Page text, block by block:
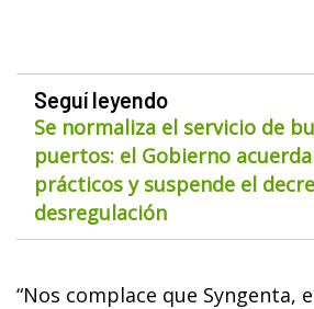
Seguí leyendo
Se normaliza el servicio de
puertos: el Gobierno
prácticos y suspende el
desregulación
“Nos complace que Syngenta,